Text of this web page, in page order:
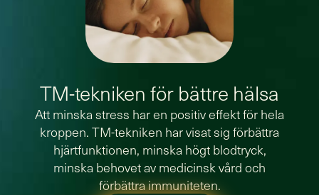
TM-tekniken för bättre hälsa
Att minska stress har en positiv effekt för hela
kroppen. TM-tekniken har visat sig förbättra
hjärtfunktionen, minska högt blodtryck,
minska behovet av medicinsk vård och
förbättra immuniteten.